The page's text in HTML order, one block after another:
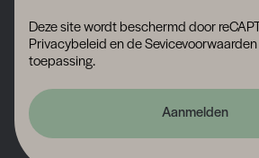
Deze site wordt beschermd door
Privacybeleid ende Sevicevoorwaarden
toepassing.
Aanmelden